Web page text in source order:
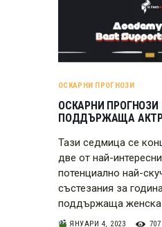
ОСКАРНИ ПРОГНОЗИ
ОСКАРНИ ПРОГНОЗИ
ПОДДЪРЖАЩА
Тази седмица се
две от най-
потенциално най-
състезания за
поддържаща
ЯНУАРИ 4, 2023 707